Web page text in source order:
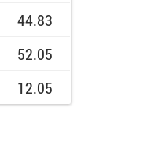
44.83
52.05
12.05